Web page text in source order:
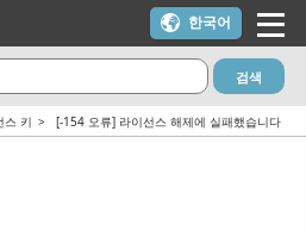
ションにおけるCubism Editorお
상적으로 기동, 동작하지 않습니다
검색
스 키 [-154 오류] 라이선스 해제에 실패했습니다
한국어